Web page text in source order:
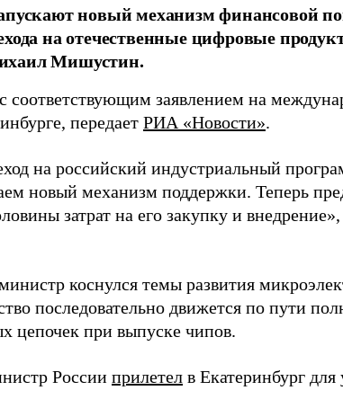
новый механизм финансовой
на отечественные цифровые
Мишустин.
заявлением на
передает РИА «Новости».
на российский индустриальный
новый механизм поддержки. Теперь
затрат на его закупку и внедрение»,
коснулся темы развития
последовательно движется по пути
цепочек при выпуске чипов.
России прилетел в Екатеринбург для